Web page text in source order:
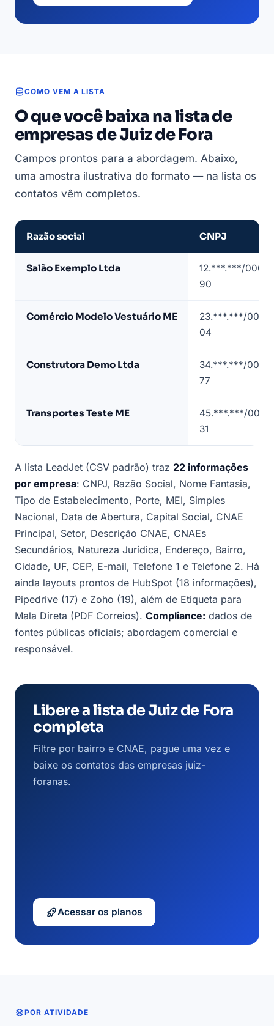
COMO VEM A LISTA
O que você baixa na lista de
empresas de Juiz de Fora
Campos prontos para a abordagem. Abaixo,
uma amostra ilustrativa do formato — na lista os
contatos vêm completos.
empresas
Razão social CNPJ
Salão Exemplo Ltda
12.***.***/0001-
90
Comércio Modelo Vestuário ME
23.***.***/0001-
04
Construtora Demo Ltda
34.***.***/0001-
77
Transportes Teste ME
45.***.***/0001-
31
A lista LeadJet (CSV padrão) traz 22 informações
por empresa: CNPJ, Razão Social, Nome Fantasia,
Tipo de Estabelecimento, Porte, MEI, Simples
Nacional, Data de Abertura, Capital Social, CNAE
Principal, Setor, Descrição CNAE, CNAEs
Secundários, Natureza Jurídica, Endereço, Bairro,
Cidade, UF, CEP, E-mail, Telefone 1 e Telefone 2. Há
ainda layouts prontos de HubSpot (18 informações),
Pipedrive (17) e Zoho (19), além de Etiqueta para
Mala Direta (PDF Correios). Compliance: dados de
fontes públicas oficiais; abordagem comercial e
responsável.
Libere a lista de Juiz de Fora
completa
Filtre por bairro e CNAE, pague uma vez e
baixe os contatos das empresas juiz-
foranas.
Acessar os planos
POR ATIVIDADE